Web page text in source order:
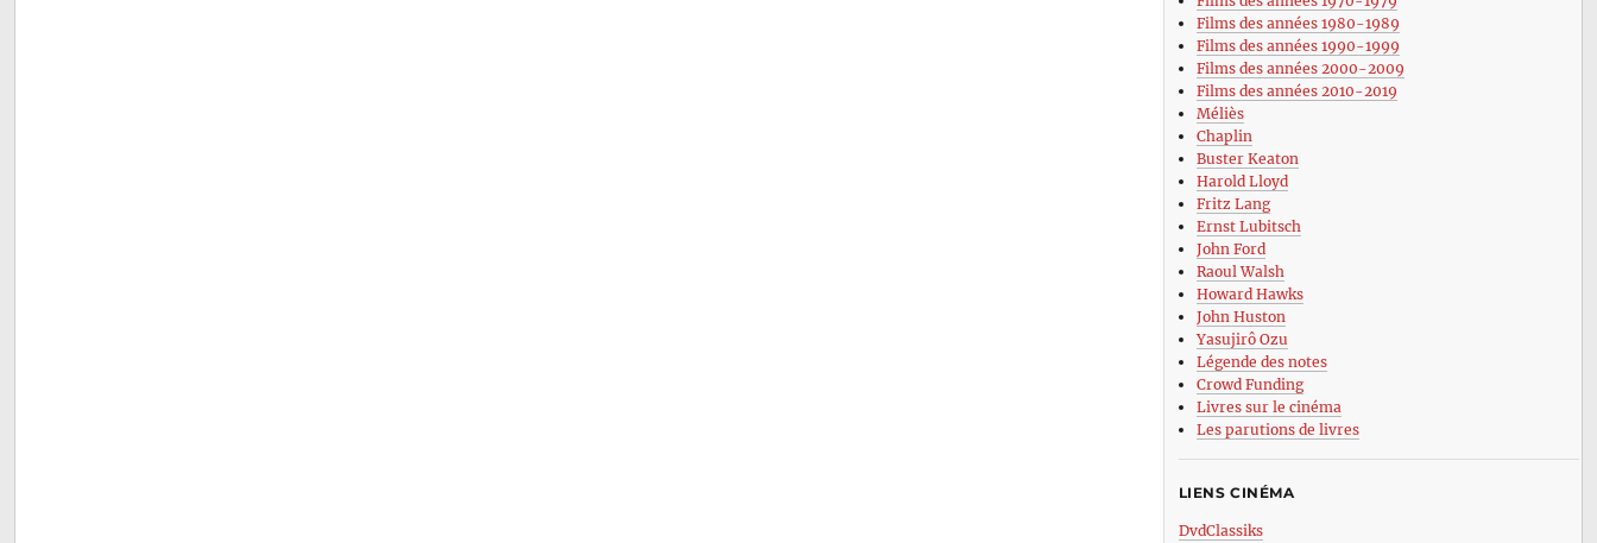
Films des années 1980-1989
Films des années 1990-1999
Films des années 2000-2009
Films des années 2010-2019
Méliès
Chaplin
Buster Keaton
Harold Lloyd
Fritz Lang
Ernst Lubitsch
John Ford
Raoul Walsh
Howard Hawks
John Huston
Yasujirô Ozu
Légende des notes
Crowd Funding
Livres sur le cinéma
Les parutions de livres
LIENS CINÉMA
DvdClassiks